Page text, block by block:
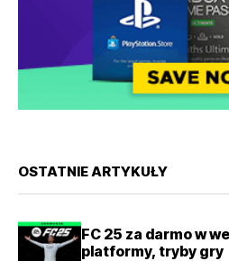
OSTATNIE ARTYKUŁY
FC 25 za darmo w
platformy, tryby gry